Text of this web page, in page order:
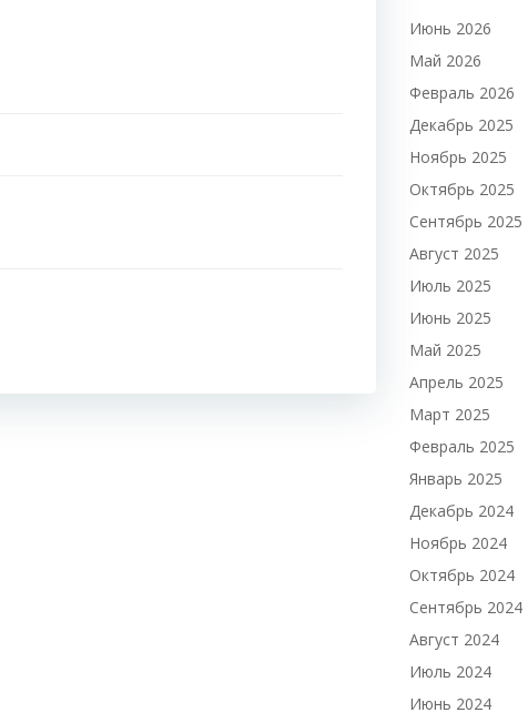
Июнь 2026
Май 2026
Февраль 2026
Декабрь 2025
Ноябрь 2025
Октябрь 2025
Сентябрь 2025
Август 2025
Июль 2025
Июнь 2025
Май 2025
Апрель 2025
Март 2025
Февраль 2025
Январь 2025
Декабрь 2024
Ноябрь 2024
Октябрь 2024
Сентябрь 2024
Август 2024
Июль 2024
Июнь 2024